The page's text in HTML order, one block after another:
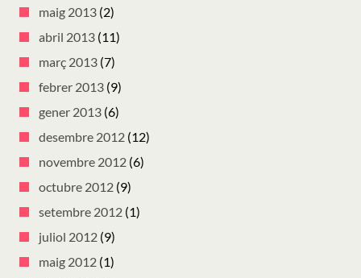
maig 2013 (2)
abril 2013 (11)
març 2013 (7)
febrer 2013 (9)
gener 2013 (6)
desembre 2012 (12)
novembre 2012 (6)
octubre 2012 (9)
setembre 2012 (1)
juliol 2012 (9)
maig 2012 (1)